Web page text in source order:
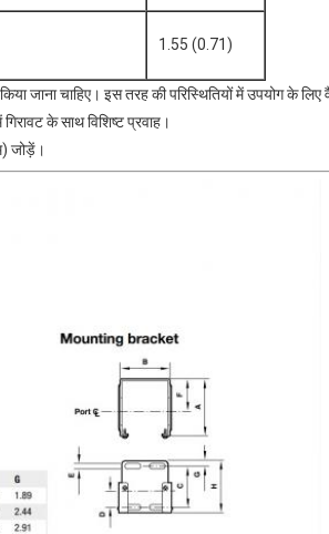
1.55 (0.71)
जाना चाहिए। इस तरह की परिस्थितियों में उपयोग के
के साथ विशिष्ट प्रवाह।
जोड़ें।